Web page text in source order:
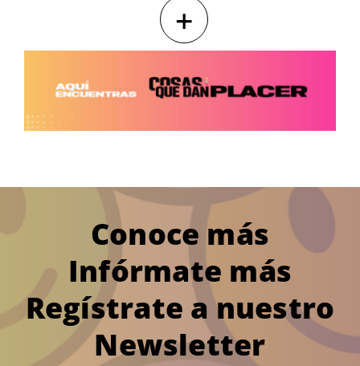
+
Conoce más
Infórmate más
Regístrate a nuestro
Newsletter